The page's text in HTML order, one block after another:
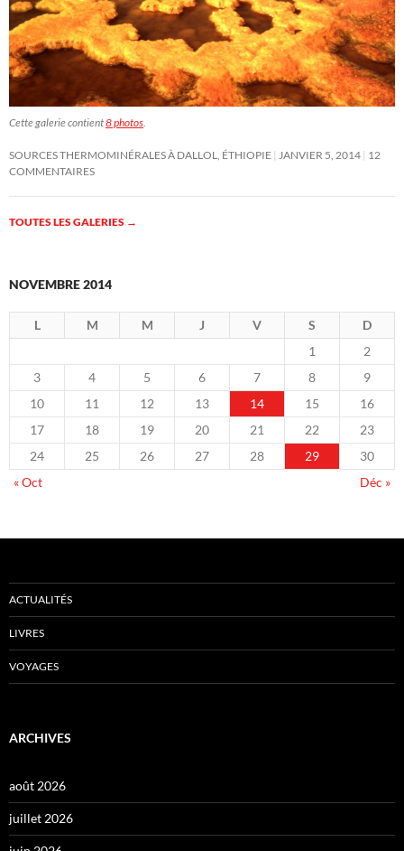
Cette galerie contient8 photos.
SOURCES THERMOMINÉRALES À DALLOL, ÉTHIOPIE JANVIER 5, 2014 12
COMMENTAIRES
TOUTES LES GALERIES →
NOVEMBRE 2014
L M M J V S
D
1
2
3
4 5 6 7 8
9
10
11 12 13 14 15
16
17
18 19 20 21 22
23
24
25 26 27 28 29
30
« Oct
Déc »
ACTUALITÉS
LIVRES
VOYAGES
ARCHIVES
août 2026
juillet 2026